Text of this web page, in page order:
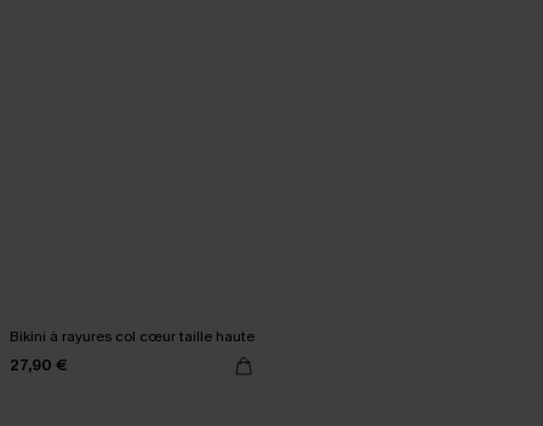
Bikini à rayures col cœur taille haute
27,90 €